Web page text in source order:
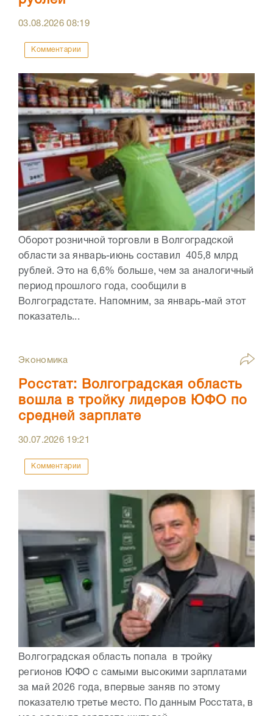
03.08.202608:19
Комментарии
Оборот розничной торговли в Волгоградской
области за январь-июнь составил 405,8 млрд
рублей. Это на 6,6% больше, чем за аналогичный
период прошлого года, сообщили в
Волгоградстате. Напомним, за январь-май этот
показатель...
Экономика
Росстат: Волгоградская область
вошла в тройку лидеров ЮФО по
средней зарплате
30.07.2026 19:21
Комментарии
Волгоградская область попала в тройку
регионов ЮФО с самыми высокими зарплатами
за май 2026 года, впервые заняв по этому
показателю третье место. По данным Росстата, в